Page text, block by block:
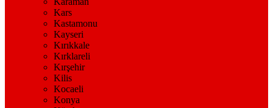
Kars
Kastamonu
Kayseri
Kırıkkale
Kırklareli
Kırşehir
Kilis
Kocaeli
Konya